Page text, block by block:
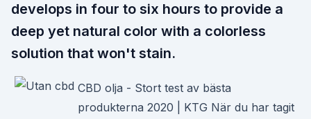
develops in four to six hours to provide a
deep yet natural color with a colorless
solution that won't stain.
CBD olja - Stort test av bästa
produkterna 2020 | KTG När du har tagit